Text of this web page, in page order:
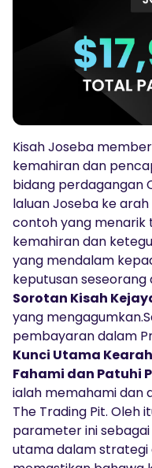
KALENDAR
Jam Cuti Pasaran
Kisah Joseba
kemahiran dan
bidang perdagangan
laluan Joseba ke
contoh yang
kemahiran dan
yang mendalam
keputusan
Sorotan Kisah
yang
pembayaran dalam
Kunci Utama
Fahami dan Patuhi
ialah memahami dan
The Trading Pit. Oleh
parameter ini
utama dalam strategi